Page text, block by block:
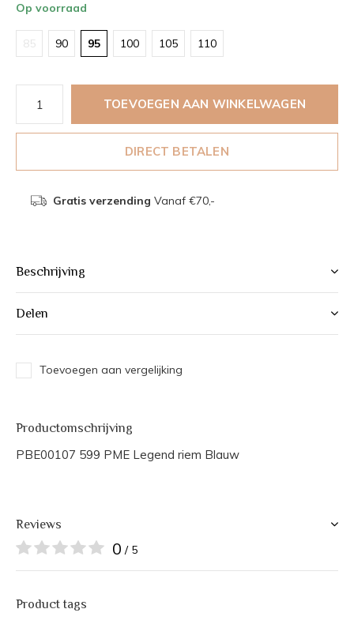
Op voorraad
85 90 95 100 105 110
TOEVOEGEN AAN WINKELWAGEN
DIRECT BETALEN
Gratis verzending Vanaf €70,-
Beschrijving
Delen
Toevoegen aan vergelijking
Productomschrijving
PBE00107 599 PME Legend riem Blauw
Reviews
0 / 5
Product tags